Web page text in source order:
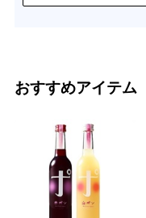
おすすめアイテム